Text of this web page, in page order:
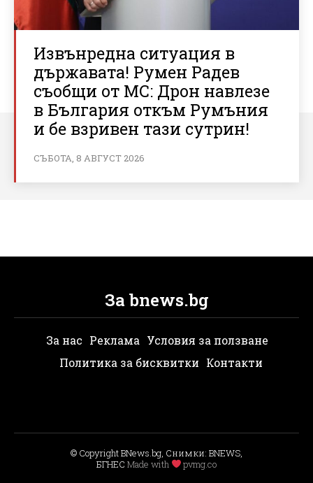
Извънредна ситуация в
държавата! Румен Радев
съобщи от МС: Дрон навлезе
в България откъм Румъния
и бе взривен тази сутрин!
СЪБОТА, 8 АВГУСТ 2026
За bnews.bg
За нас Реклама Условия за ползване
Политика за бисквитки Контакти
© Copyright BNews.bg, Снимки: BNEWS,
БГНЕС Мade with pvmg.co